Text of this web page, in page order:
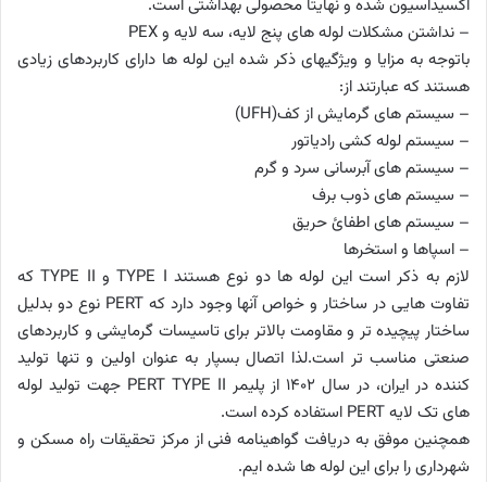
اکسیداسیون شده و نهایتا محصولی بهداشتی است.
– نداشتن مشکلات لوله های پنج لایه، سه لایه و PEX
باتوجه به مزایا و ویژگیهای ذکر شده این لوله ها دارای کاربردهای زیادی
هستند که عبارتند از:
– سیستم های گرمایش از کف(UFH)
– سیستم لوله کشی رادیاتور
– سیستم های آبرسانی سرد و گرم
– سیستم های ذوب برف
– سیستم های اطفائ حریق
– اسپاها و استخرها
لازم به ذکر است این لوله ها دو نوع هستند TYPE I و TYPE II که
تفاوت هایی در ساختار و خواص آنها وجود دارد که PERT نوع دو بدلیل
ساختار پیچیده تر و مقاومت بالاتر برای تاسیسات گرمایشی و کاربردهای
صنعتی مناسب تر است.لذا اتصال بسپار به عنوان اولین و تنها تولید
کننده در ایران، در سال 1402 از پلیمر PERT TYPE II جهت تولید لوله
های تک لایه PERT استفاده کرده است.
همچنین موفق به دریافت گواهینامه فنی از مرکز تحقیقات راه مسکن و
شهرداری را برای این لوله ها شده ایم.